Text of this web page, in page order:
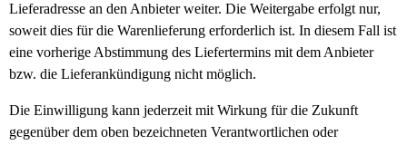
Lieferadresse an den Anbieter weiter. Die Weitergabe erfolgt nur,
soweit dies für die Warenlieferung erforderlich ist. In diesem Fall ist
eine vorherige Abstimmung des Liefertermins mit dem Anbieter
bzw. die Lieferankündigung nicht möglich.
Die Einwilligung kann jederzeit mit Wirkung für die Zukunft
gegenüber dem oben bezeichneten Verantwortlichen oder